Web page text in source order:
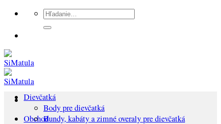
Preskočiť
obsah
Hľadať:
Obchod
Dievčatká
Body pre dievčatká
Bundy, kabáty a zimné overaly pre dievčatká